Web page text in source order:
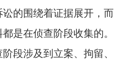
围绕着证据展开，而
是在侦查阶段收集的。
段涉及到立案、拘留、